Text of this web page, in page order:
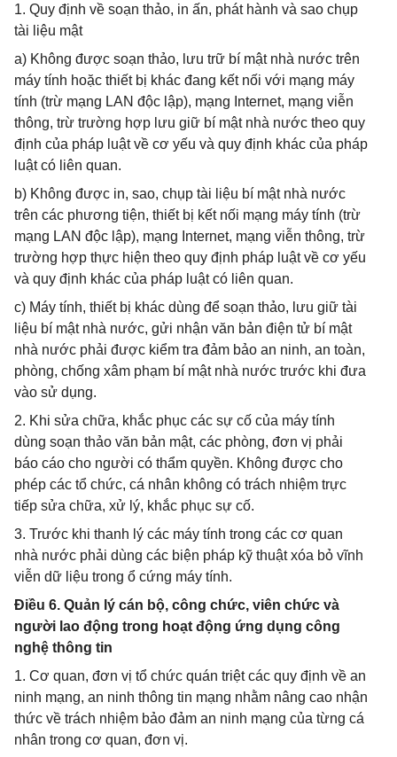
1. Quy định về soạn thảo, in ấn, phát hành và sao chụp
tài liệu mật
a) Không được soạn thảo, lưu trữ bí mật nhà nước trên
máy tính hoặc thiết bị khác đang kết nối với mạng máy
tính (trừ mạng LAN độc lập), mạng Internet, mạng viễn
thông, trừ trường hợp lưu giữ bí mật nhà nước theo quy
định của pháp luật về cơ yếu và quy định khác của pháp
luật có liên quan.
b) Không được in, sao, chụp tài liệu bí mật nhà nước
trên các phương tiện, thiết bị kết nối mạng máy tính (trừ
mạng LAN độc lập), mạng Internet, mạng viễn thông, trừ
trường hợp thực hiện theo quy định pháp luật về cơ yếu
và quy định khác của pháp luật có liên quan.
c) Máy tính, thiết bị khác dùng để soạn thảo, lưu giữ tài
liệu bí mật nhà nước, gửi nhận văn bản điện tử bí mật
nhà nước phải được kiểm tra đảm bảo an ninh, an toàn,
phòng, chống xâm phạm bí mật nhà nước trước khi đưa
vào sử dụng.
2. Khi sửa chữa, khắc phục các sự cố của máy tính
dùng soạn thảo văn bản mật, các phòng, đơn vị phải
báo cáo cho người có thẩm quyền. Không được cho
phép các tổ chức, cá nhân không có trách nhiệm trực
tiếp sửa chữa, xử lý, khắc phục sự cố.
3. Trước khi thanh lý các máy tính trong các cơ quan
nhà nước phải dùng các biện pháp kỹ thuật xóa bỏ vĩnh
viễn dữ liệu trong ổ cứng máy tính.
Điều 6. Quản lý cán bộ, công chức, viên chức và
người lao động trong hoạt động ứng dụng công
nghệ thông tin
1. Cơ quan, đơn vị tổ chức quán triệt các quy định về an
ninh mạng, an ninh thông tin mạng nhằm nâng cao nhận
thức về trách nhiệm bảo đảm an ninh mạng của từng cá
nhân trong cơ quan, đơn vị.